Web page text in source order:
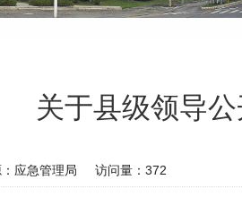
关于县级领导
应急管理局 访问量： 372